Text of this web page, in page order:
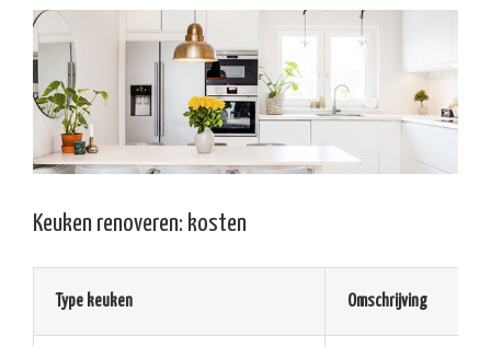
Keuken renoveren: kosten
Type keuken Omschrijving